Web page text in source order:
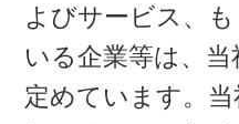
よびサービス、
いる企業等は、
定めています。